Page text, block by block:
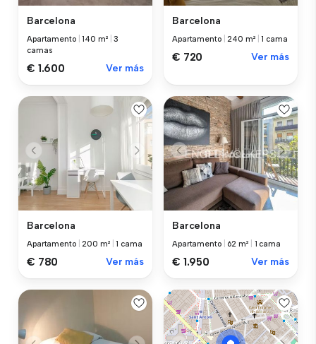
Barcelona
Apartamento |140 m² |3
camas
€ 1.600 Ver más
Barcelona
Apartamento |240 m² |1 cama
€ 720 Ver más
Barcelona
Apartamento |200 m² |1 cama
€ 780 Ver más
Barcelona
Apartamento 62 m² 1 cama
€ 1.950 Ver más